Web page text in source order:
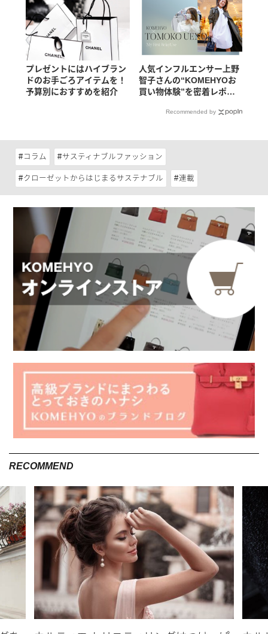
プレゼントにはハイブラン
ドのお手ごろアイテムを！
予算別におすすめを紹介
人気インフルエンサー上野
智子さんの“KOMEHYOお
買い物体験”を密着レポー
Recommended by
コラム サスティナブルファッション
クローゼットからはじまるサステナブル 連載
RECOMMEND